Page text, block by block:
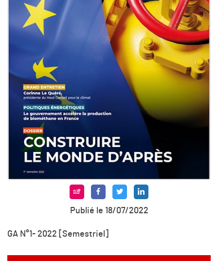
Publié le 18/07/2022
GA N°1- 2022 [Semestriel]